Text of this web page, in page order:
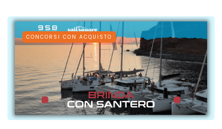
CONCORSI CON ACQUISTO